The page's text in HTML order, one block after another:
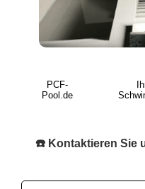
PCF-
Pool.de
☎️ Kontaktieren Sie